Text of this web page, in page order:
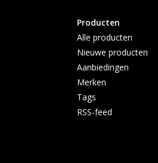
Producten
Alle producten
Nieuwe producten
Aanbiedingen
Merken
Tags
RSS-feed